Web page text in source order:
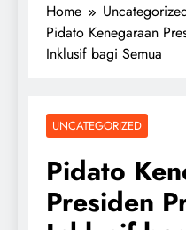
Home
Pidato Kenegaraan
Inklusif bagi Semua
UNCATEGORIZED
Pidato
Presiden